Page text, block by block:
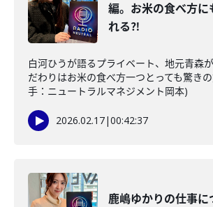
編。お米の食べ方に
れる⁈
白河ひうが語るプライベート、地元青森
だわりはお米の食べ方一つとっても驚き
手：ニュートラルマネジメント岡本)
2026.02.17|00:42:37
鹿嶋ゆかりの仕事に